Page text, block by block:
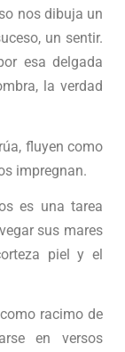
nos dibuja un
un sentir.
esa delgada
la verdad
fluyen como
impregnan.
es una tarea
sus mares
piel y el
racimo de
en versos